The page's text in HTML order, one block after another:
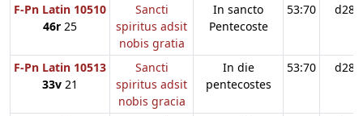
F-Pn Latin 10510
46r 25
Sancti
spiritus adsit
nobis gratia
In sancto
Pentecoste
53:70 d28
F-Pn Latin 10513
33v 21
Sancti
spiritus adsit
nobis gracia
In die
pentecostes
53:70 d28